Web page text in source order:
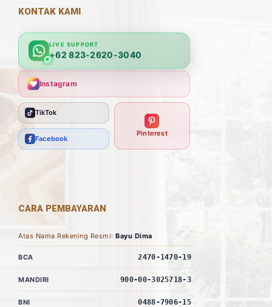
KONTAK KAMI
LIVE SUPPORT
+62 823-2620-3040
Instagram
TikTok
Facebook
Pinterest
CARA PEMBAYARAN
Atas Nama Rekening Resmi: Bayu Dima
BCA 2470-1470-19
MANDIRI 900-00-3025718-3
BNI 0488-7906-15